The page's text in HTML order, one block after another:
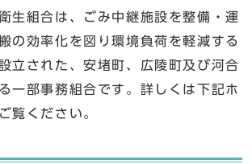
生組合は、ごみ中継施設を整備・運
の効率化を図り環境負荷を軽減する
立された、安堵町、広陵町及び河合
一部事務組合です。詳しくは下記ホ
覧ください。